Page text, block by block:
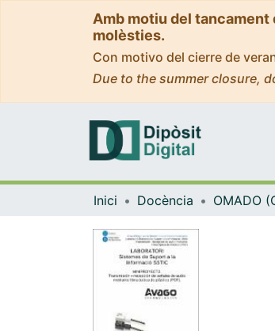
Amb motiu del
molèsties.
Con motivo del cierre de
Due to the summer closure,
Inici Docència